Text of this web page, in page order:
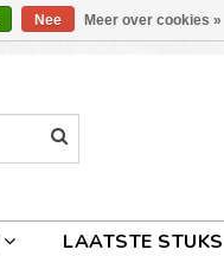
LAATSTE STUKS
Nee Meer over cookies »